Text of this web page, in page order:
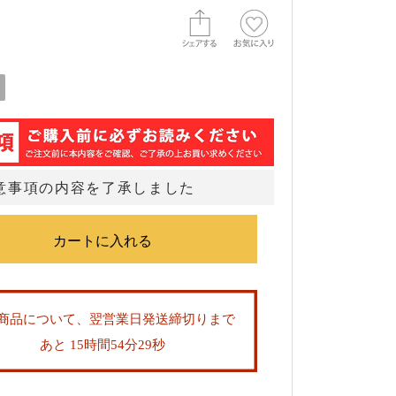
事項の内容を了承しました
品について、翌営業日発送締切りまで
あと 15時間54分27秒